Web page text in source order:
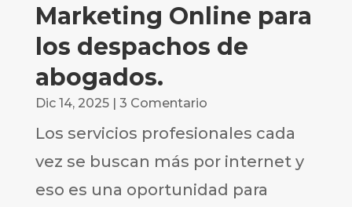
Marketing Online para
los despachos de
abogados.
Dic 14, 2025| 3 Comentario
Los servicios profesionales cada
vez se buscan más por internet y
eso es una oportunidad para